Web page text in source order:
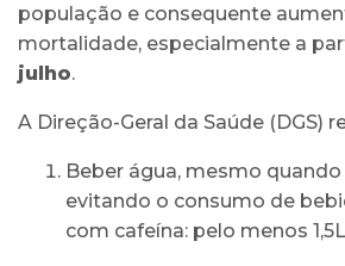
população e consequente
mortalidade, especialmente a
julho.
A Direção-Geral da Saúde (DGS)
Beber água, mesmo
evitando o consumo de
com cafeína: pelo menos